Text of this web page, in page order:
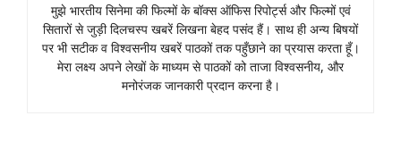
मुझे भारतीय सिनेमा की फिल्मों के बॉक्स ऑफिस रिपोर्ट्स और फिल्मों एवं
सितारों से जुड़ी दिलचस्प खबरें लिखना बेहद पसंद हैं। साथ ही अन्य बिषयों
पर भी सटीक व विश्वसनीय खबरें पाठकों तक पहुँछाने का प्रयास करता हूँ।
मेरा लक्ष्य अपने लेखों के माध्यम से पाठकों को ताजा विश्वसनीय, और
मनोरंजक जानकारी प्रदान करना है।